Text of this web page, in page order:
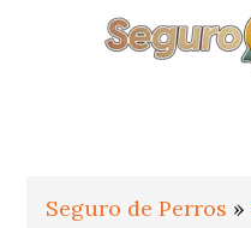
Seguro de Perros »